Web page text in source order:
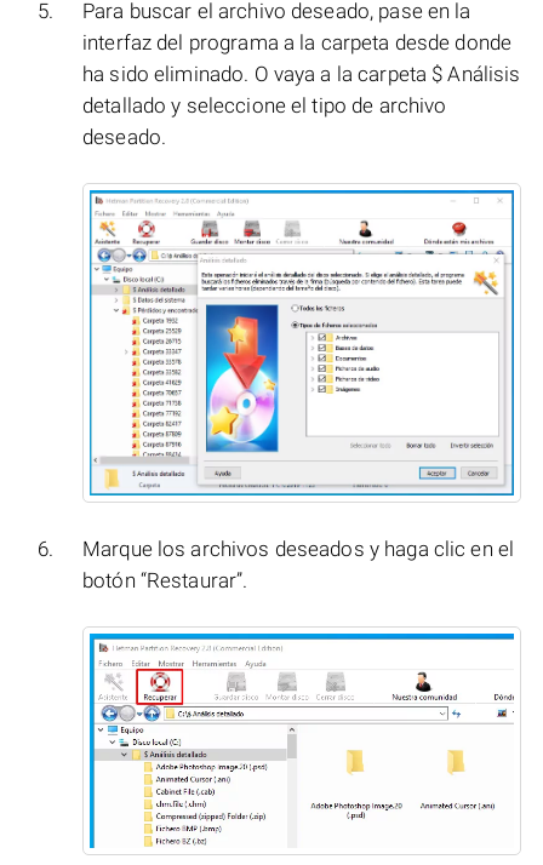
Para buscar el archivo deseado, pase en la
interfaz del programa a la carpeta desde donde
ha sido eliminado. O vaya a la carpeta $ Análisis
detallado y seleccione el tipo de archivo
deseado.
Marque los archivos deseados y haga clic en el
botón “Restaurar”.